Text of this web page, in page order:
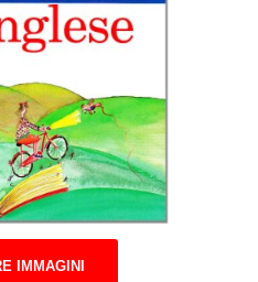
IMMAGINI